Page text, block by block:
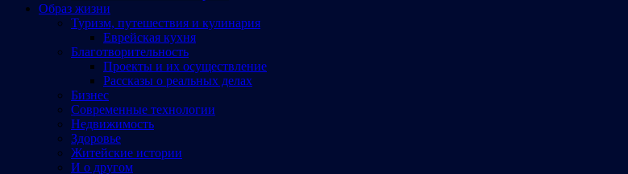
Образ жизни
Туризм, путешествия и кулинария
Еврейская кухня
Благотворительность
Проекты и их осуществление
Рассказы о реальных делах
Бизнес
Современные технологии
Недвижимость
Здоровье
Житейские истории
И о другом